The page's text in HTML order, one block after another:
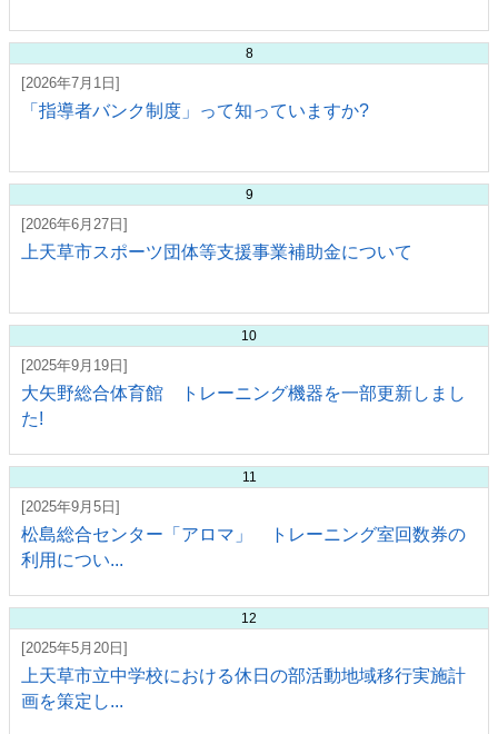
8
[2026年7月1日]
「指導者バンク制度」って知っていますか?
9
[2026年6月27日]
上天草市スポーツ団体等支援事業補助金について
10
[2025年9月19日]
大矢野総合体育館 トレーニング機器を一部更新しまし
た!
11
[2025年9月5日]
松島総合センター「アロマ」 トレーニング室回数券の
利用につい...
12
[2025年5月20日]
上天草市立中学校における休日の部活動地域移行実施計
画を策定し...